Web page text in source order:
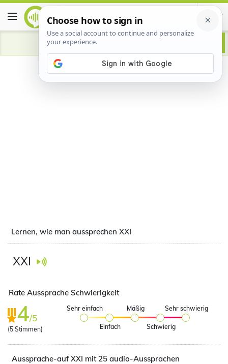
Advertisement
Lernen, wie man aussprechen XXI
XXI
Rate Aussprache Schwierigkeit
4/5
(5 Stimmen)
Sehr einfach
Einfach
Mäßig
Schwierig
Sehr schwierig
Aussprache-auf XXI mit 25 audio-Aussprachen